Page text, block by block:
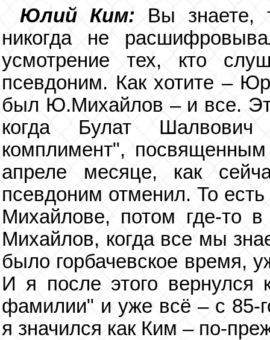
Юлий Ким: Вы
никогда не
усмотрение тех, кто
псевдоним. Как хотите –
был Ю.Михайлов – и все.
когда Булат
комплимент",
апреле месяце, как
псевдоним отменил. То
Михайлове, потом где-то
Михайлов, когда все мы
было горбачевское время,
И я после этого вернулся
фамилии" и уже всё – с 85-
я значился как Ким – по-